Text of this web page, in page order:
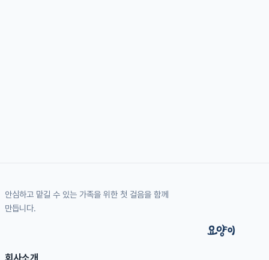
안심하고 맡길 수 있는 가족을 위한 첫 걸음을 함께
만듭니다.